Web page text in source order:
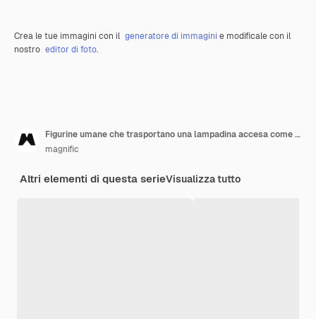
Crea le tue immagini con il generatore di immagini e modificale con il
nostro editor di foto.
Figurine umane che trasportano una lampadina accesa come un concetto di idea
magnific
Altri elementi di questa serieVisualizza tutto